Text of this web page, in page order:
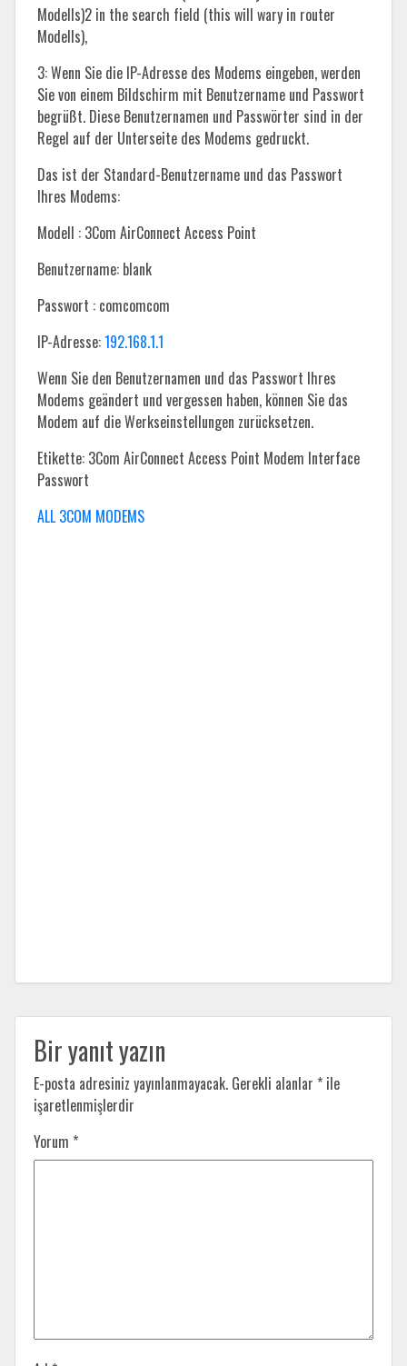
Modells)2 in the search field (this will wary in router
Modells),
3: Wenn Sie die IP-Adresse des Modems eingeben, werden
Sie von einem Bildschirm mit Benutzername und Passwort
begrüßt. Diese Benutzernamen und Passwörter sind in der
Regel auf der Unterseite des Modems gedruckt.
Das ist der Standard-Benutzername und das Passwort
Ihres Modems:
Modell : 3Com AirConnect Access Point
Benutzername: blank
Passwort : comcomcom
IP-Adresse:192.168.1.1
Wenn Sie den Benutzernamen und das Passwort Ihres
Modems geändert und vergessen haben, können Sie das
Modem auf die Werkseinstellungen zurücksetzen.
Etikette: 3Com AirConnect Access Point Modem Interface
Passwort
ALL 3COM MODEMS
Bir yanıt yazın
E-posta adresiniz yayınlanmayacak. Gerekli alanlar * ile
işaretlenmişlerdir
Yorum *